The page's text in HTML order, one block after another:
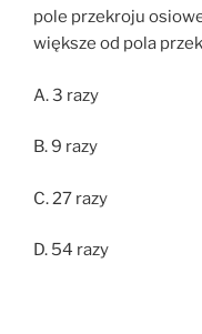
pole przekroju
większe od pola
A. 3 razy
B. 9 razy
C. 27 razy
D. 54 razy